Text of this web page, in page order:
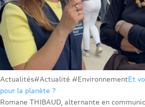
Actualités#Actualité #EnvironnementEt
pour la planète ?
Romane THIBAUD, alternante en